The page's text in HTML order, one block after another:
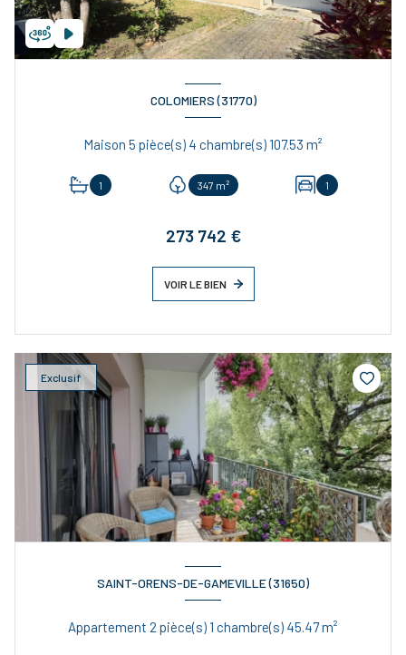
COLOMIERS (31770)
Maison 5 pièce(s) 4 chambre(s) 107.53 m²
1 347 m² 1
273 742 €
VOIR LE BIEN
Exclusif
SAINT-ORENS-DE-GAMEVILLE (31650)
Appartement 2 pièce(s) 1 chambre(s) 45.47 m²